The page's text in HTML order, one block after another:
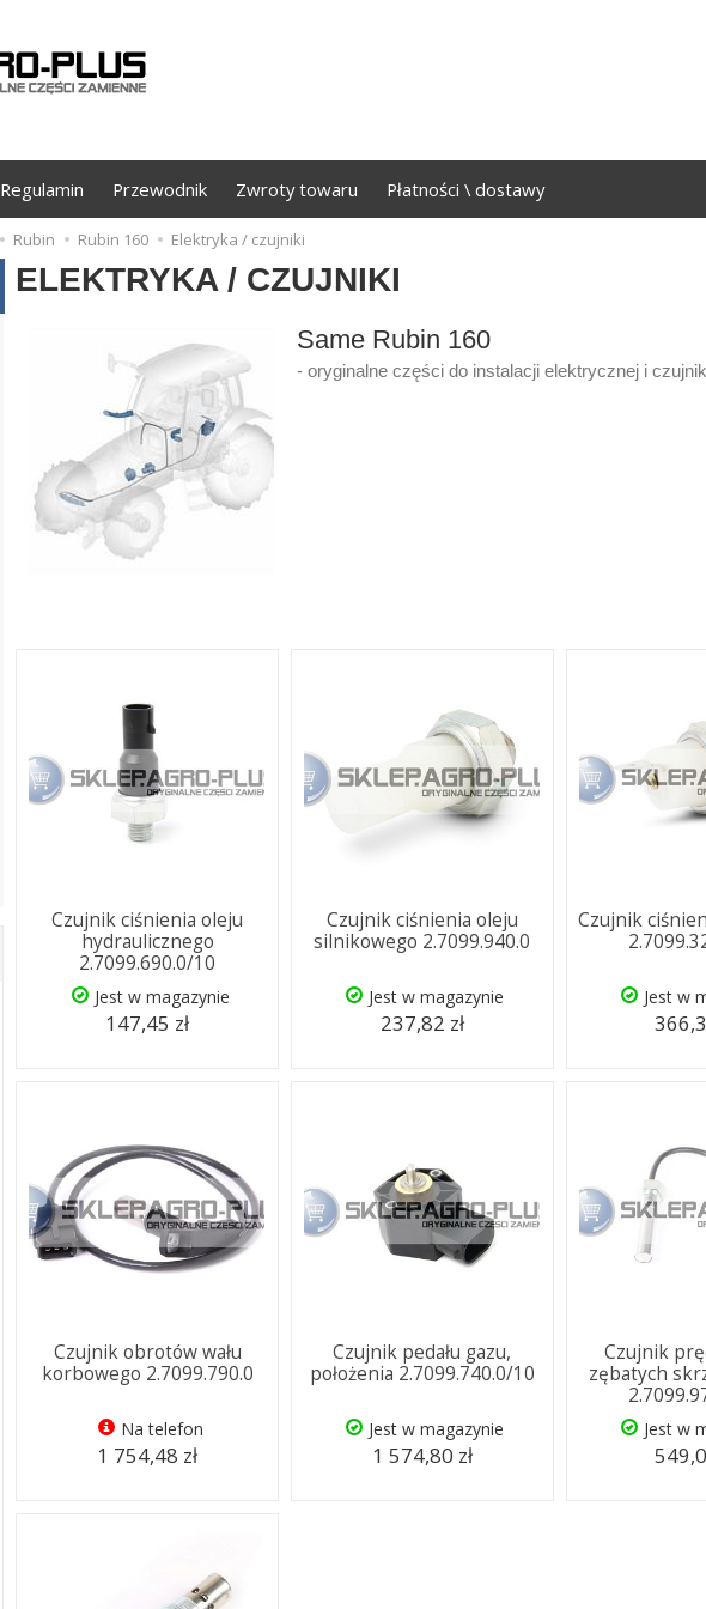
Regulamin Przewodnik Zwroty towaru Płatności \ dostawy
Rubin Rubin 160 Elektryka / czujniki
ELEKTRYKA / CZUJNIKI
Same Rubin 160
- oryginalne części do instalacji elektrycznej i
Czujnik ciśnienia oleju
hydraulicznego
2.7099.690.0/10
Jest w magazynie
147,45 zł
Czujnik ciśnienia oleju
silnikowego 2.7099.940.0
Jest w magazynie
237,82 zł
Czujnik
Jest w
Czujnik obrotów wału
korbowego 2.7099.790.0
Na telefon
1 754,48 zł
Czujnik pedału gazu,
położenia 2.7099.740.0/10
Jest w magazynie
1 574,80 zł
Czujnik
zębatych
Jest w